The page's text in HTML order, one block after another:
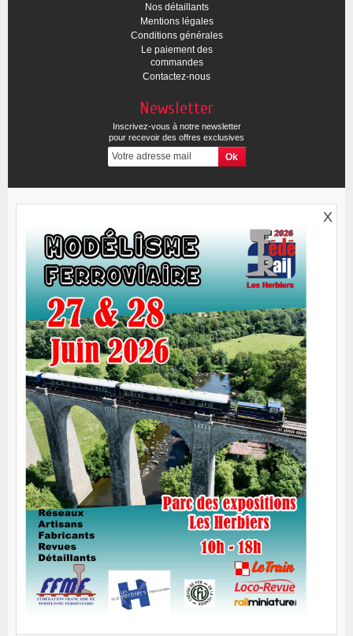
Nos détaillants
Mentions légales
Conditions générales
Le paiement des
commandes
Contactez-nous
Newsletter
Inscrivez-vous à notre newsletter
pour recevoir des offres exclusives
X